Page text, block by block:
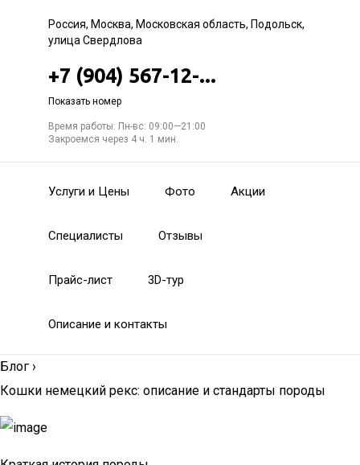
Россия, Москва, Московская область, Подольск,
улица Свердлова
+7 (904) 567-12-...
Показать номер
Время работы: Пн-вс: 09:00—21:00
Закроемся через 4 ч. 1 мин.
Услуги и Цены Фото Акции
Специалисты Отзывы
Прайс-лист 3D-тур
Описание и контакты
Блог ›
Кошки немецкий рекс: описание и стандарты породы